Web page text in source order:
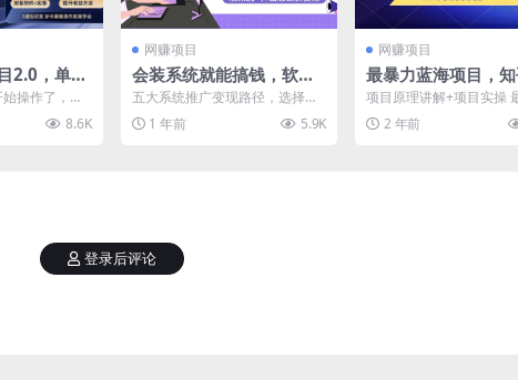
2.0，单机
到账可
操作了，虽
，但是可以
每天收...8.6K
网赚项目
会装系统就能搞钱，软件
推广轻松变现！
五大系统推广变现路径，选择适
合你的方式;
1 年前 5.9K
网赚项目
最暴力蓝海项目，
入3000+，可批量
项目原理讲解+项目实操
蓝海项目来啦，知乎搬运
00+!我们只做好项...
2 年前
登录后评论